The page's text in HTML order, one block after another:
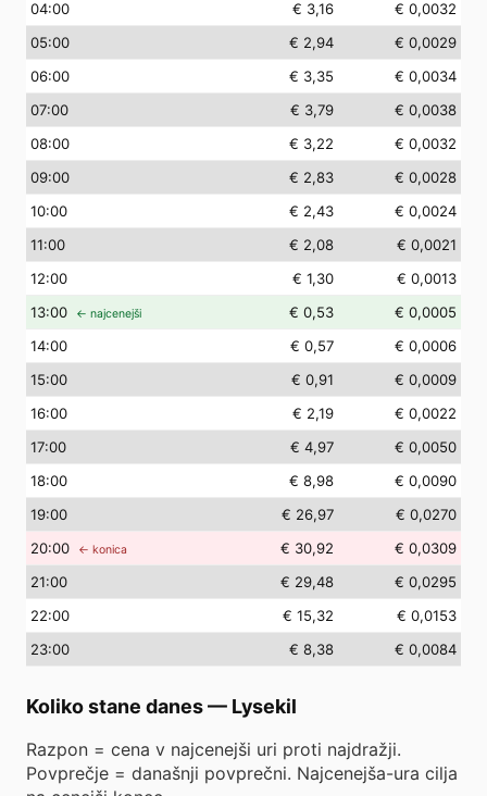
04:00 € 3,16
€ 0,0032
05:00 € 2,94
€ 0,0029
06:00 € 3,35
€ 0,0034
07:00 € 3,79
€ 0,0038
08:00 € 3,22
€ 0,0032
09:00 € 2,83
€ 0,0028
10:00 € 2,43
€ 0,0024
11:00 € 2,08
€ 0,0021
12:00 € 1,30
€ 0,0013
13:00 ← najcenejši € 0,53
€ 0,0005
14:00 € 0,57
€ 0,0006
15:00 € 0,91
€ 0,0009
16:00 € 2,19
€ 0,0022
17:00 € 4,97
€ 0,0050
18:00 € 8,98
€ 0,0090
19:00 € 26,97
€ 0,0270
20:00 ← konica € 30,92
€ 0,0309
21:00 € 29,48
€ 0,0295
22:00 € 15,32
€ 0,0153
23:00 € 8,38 € 0,0084
Koliko stane danes— Lysekil
Razpon = cena v najcenejši uri proti najdražji.
Povprečje = današnji povprečni. Najcenejša-ura cilja